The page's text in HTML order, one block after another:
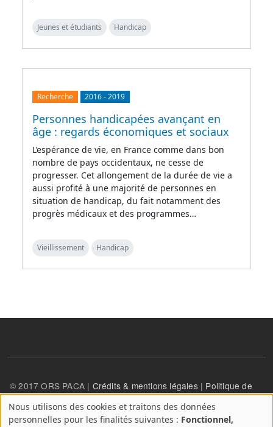
Jeunes et étudiants Handicap
Recherche 2016-2019
Personnes handicapées avançant en
âge : regards économiques et sociaux
L’espérance de vie, en France comme dans bon
nombre de pays occidentaux, ne cesse de
progresser. Cet allongement de la durée de vie a
aussi profité à une majorité de personnes en
situation de handicap, du fait notamment des
progrès médicaux et des programmes…
Vieillissement Handicap
© 2017 ORS PACA | Crédits & mentions légales| Politique de
confidentialité
A
Nous utilisons des cookies et traitons des données
personnelles pour les finalités suivantes : Fonctionnel,